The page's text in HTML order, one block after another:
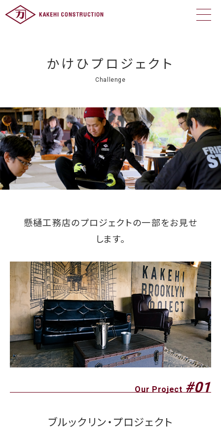
かけひプロジェクト
Challenge
懸樋工務店のプロジェクトの一部をお見せ
します。
Our Project #01
ブルックリン・プロジェクト